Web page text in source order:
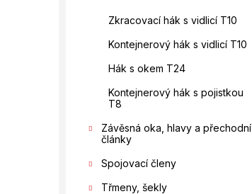
Zkracovací hák s vidlicí T10
Kontejnerový hák s vidlicí T10
Hák s okem T24
Kontejnerový hák s pojistkou
T8
Závěsná oka, hlavy a přechodní
články
Spojovací členy
Třmeny, šekly